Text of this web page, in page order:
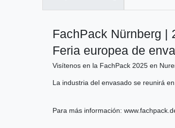
FachPack Nürnberg |
Feria europea de
Visítenos en la FachPack 2025 en
La industria del envasado se reunirá
Para más información: